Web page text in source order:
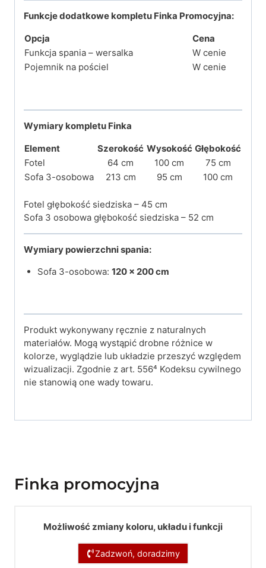
Funkcje dodatkowe kompletu Finka Promocyjna:
Opcja
Cena
Funkcja spania – wersalka
W cenie
Pojemnik na pościel
W cenie
Wymiary kompletu Finka
Element
Szerokość Wysokość Głębokość
Fotel
64 cm 100 cm
75 cm
Sofa 3-osobowa
213 cm 95 cm 100 cm
Fotel głębokość siedziska – 45 cm
Sofa 3 osobowa głębokość siedziska – 52 cm
Wymiary powierzchni spania:
Sofa 3-osobowa: 120 × 200 cm
Produkt wykonywany ręcznie z naturalnych
materiałów. Mogą wystąpić drobne różnice w
kolorze, wyglądzie lub układzie przeszyć względem
wizualizacji. Zgodnie z art. 556⁴ Kodeksu cywilnego
nie stanowią one wady towaru.
Finka promocyjna
Możliwość zmiany koloru, układu i funkcji
Zadzwoń, doradzimy